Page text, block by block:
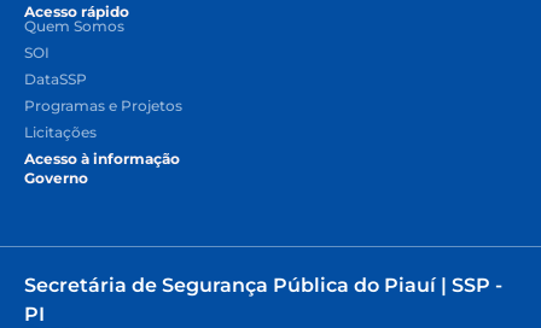
Acesso rápido
Quem Somos
SOI
DataSSP
Programas e Projetos
Licitações
Acesso à informação
Governo
Secretária de Segurança Pública do Piauí | SSP -
PI